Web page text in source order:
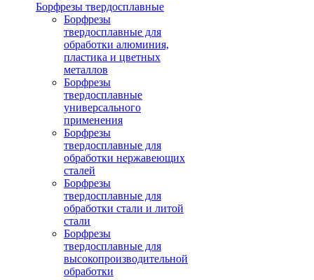
Борфрезы твердосплавные
Борфрезы
твердосплавные для
обработки алюминия,
пластика и цветных
металлов
Борфрезы
твердосплавные
универсального
применения
Борфрезы
твердосплавные для
обработки нержавеющих
сталей
Борфрезы
твердосплавные для
обработки стали и литой
стали
Борфрезы
твердосплавные для
высокопроизводительной
обработки